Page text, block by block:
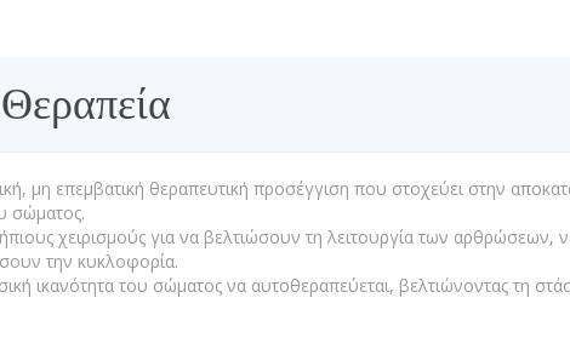
μη επεμβατική θεραπευτική προσέγγιση που στοχεύει στην
σώματος.
χειρισμούς για να βελτιώσουν τη λειτουργία των
την κυκλοφορία.
ικανότητα του σώματος να αυτοθεραπεύεται, βελτιώνοντας τη